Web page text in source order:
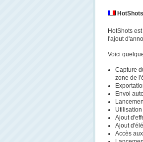
HotShots
HotShots
l'ajout
Voici
Capture
zone de
Envoi
Ajout
Ajout
Accès